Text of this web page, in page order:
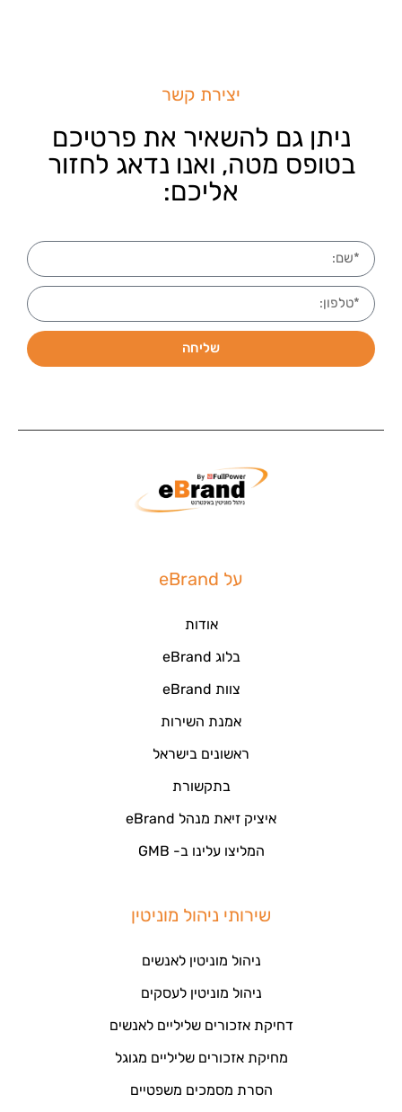
יצירת קשר
ניתן גם להשאיר את פרטיכם
בטופס מטה, ואנו נדאג לחזור
אליכם:
שליחה
על eBrand
אודות
בלוג eBrand
צוות eBrand
אמנת השירות
ראשונים בישראל
בתקשורת
איציק זיאת מנהל eBrand
המליצו עלינו ב- GMB
שירותי ניהול מוניטין
ניהול מוניטין לאנשים
ניהול מוניטין לעסקים
דחיקת אזכורים שליליים לאנשים
מחיקת אזכורים שליליים מגוגל
הסרת מסמכים משפטיים